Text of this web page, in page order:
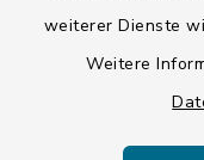
weiterer Dienste
Weitere